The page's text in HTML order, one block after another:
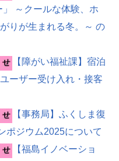
」 ～クールな体験、ホ
りが生まれる冬。～ の
【障がい福祉課】宿泊
ーザー受け入れ・接客
【事務局】ふくしま復
ポジウム2025について​
【福島イノベーショ